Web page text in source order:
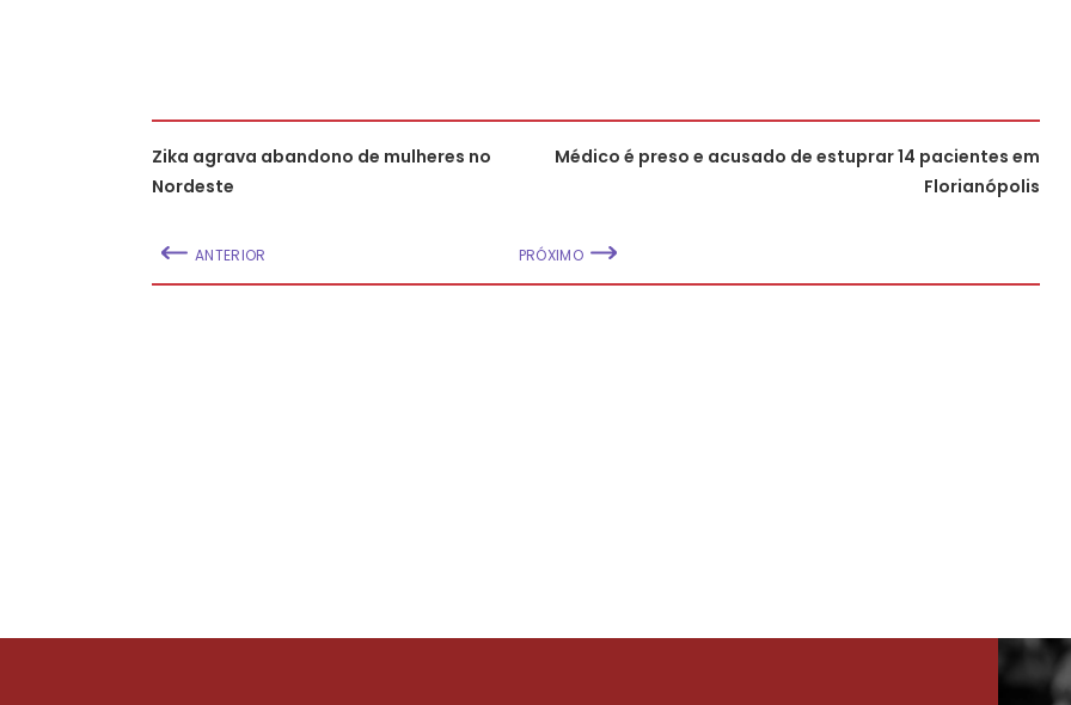
Zika agrava abandono de mulheres no
Nordeste
ANTERIOR
Médico é preso e acusado de estuprar 14 pacientes em
Florianópolis
PRÓXIMO